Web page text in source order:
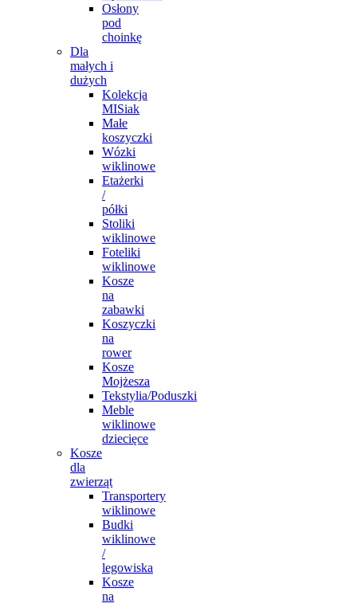
Osłony
pod
choinkę
Dla
małych i
dużych
Kolekcja
MISiak
Małe
koszyczki
Wózki
wiklinowe
Etażerki
/
półki
Stoliki
wiklinowe
Foteliki
wiklinowe
Kosze
na
zabawki
Koszyczki
na
rower
Kosze
Mojżesza
Tekstylia/Poduszki
Meble
wiklinowe
dziecięce
Kosze
dla
zwierząt
Transportery
wiklinowe
Budki
wiklinowe
/
legowiska
Kosze
na